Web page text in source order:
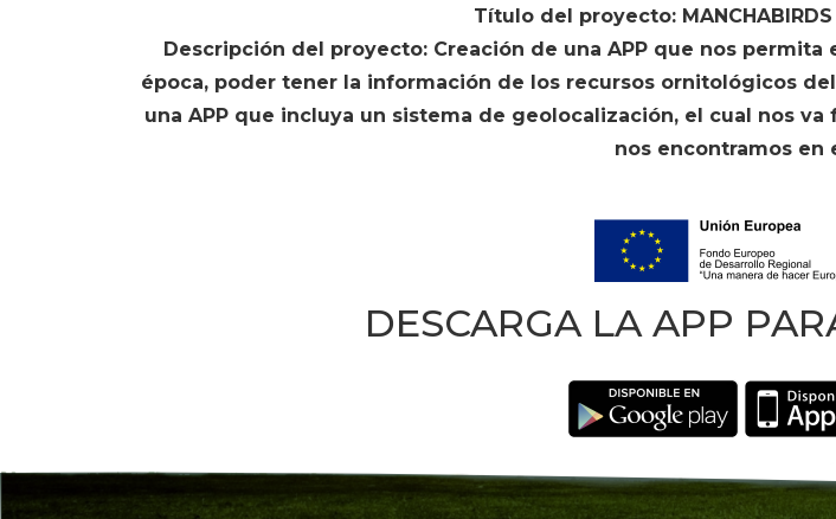
Título del proyecto:
Descripción del proyecto: Creación de una APP que nos
época, poder tener la información de los recursos ornitológicos
una APP que incluya un sistema de geolocalización, el cual nos
nos encontramos en
DESCARGA LA APP